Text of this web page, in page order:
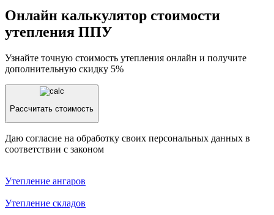
Онлайн калькулятор стоимости
утепления ППУ
Узнайте точную стоимость утепления онлайн и получите
дополнительную скидку 5%
Рассчитать стоимость
Даю согласие на обработку своих персональных данных в
соответствии с законом
Утепление aнгаров
Утепление складов